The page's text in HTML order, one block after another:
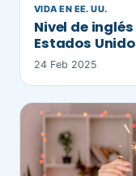
VIDA EN EE. UU.
Nivel de
Estados
24 Feb 2025